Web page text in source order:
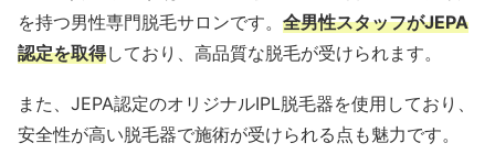
を持つ男性専門脱毛サロンです。 全男性スタッフがJEPA
認定を取得しており、高品質な脱毛が受けられます。
また、JEPA認定のオリジナルIPL脱毛器を使用しており、
安全性が高い脱毛器で施術が受けられる点も魅力です。